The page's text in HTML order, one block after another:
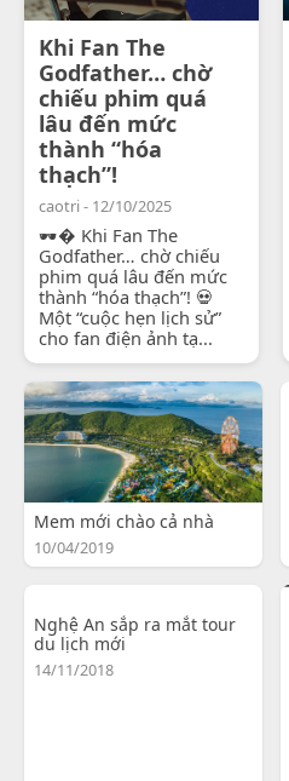
Khi Fan The
Godfather… chờ
chiếu phim quá
lâu đến mức
thành “hóa
thạch”!
caotri - 12/10/2025
🕶� Khi Fan The
Godfather… chờ chiếu
phim quá lâu đến mức
thành “hóa thạch”! 💀
Một “cuộc hẹn lịch sử”
cho fan điện ảnh tạ...
Mem mới chào cả nhà
10/04/2019
Nghệ An sắp ra mắt tour
du lịch mới
14/11/2018